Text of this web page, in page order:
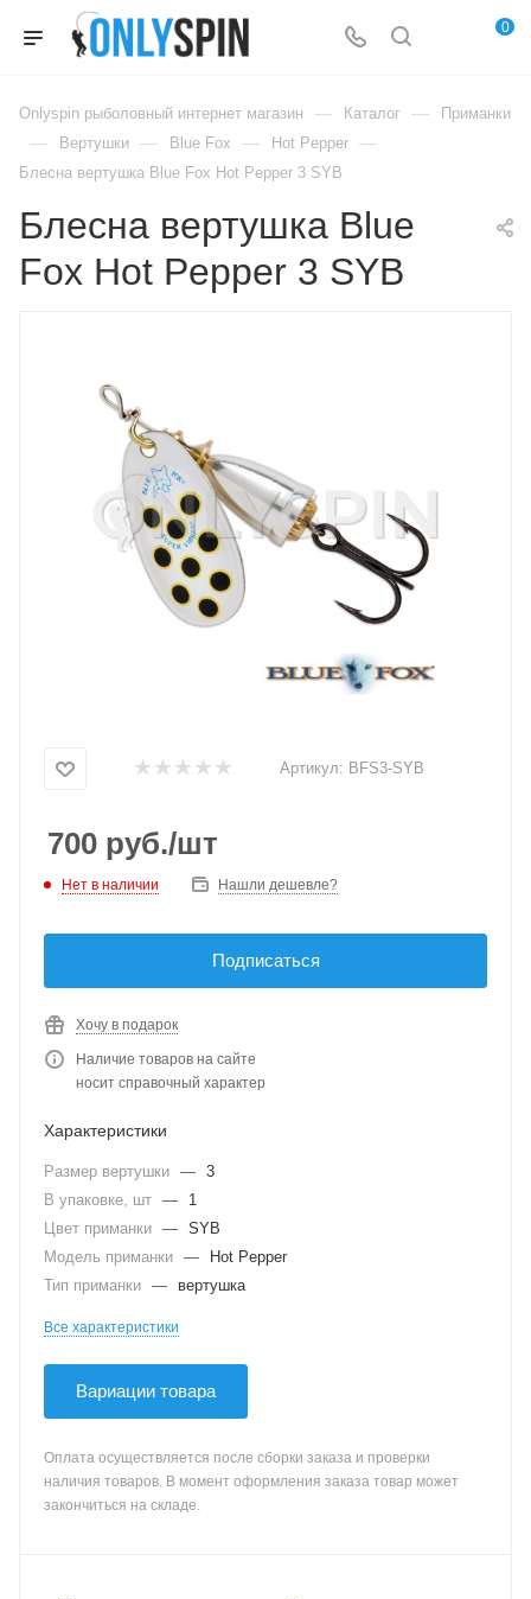
0
Onlyspin рыболовный интернет магазин — Каталог — Приманки
— Вертушки — Blue Fox — Hot Pepper —
Блесна вертушка Blue Fox Hot Pepper 3 SYB
Блесна вертушка Blue
Fox Hot Pepper 3 SYB
Артикул: BFS3-SYB
700 руб./шт
Нет в наличии Нашли дешевле?
Подписаться
Хочу в подарок
Наличие товаров на сайте
носит справочный характер
Характеристики
Размер вертушки — 3
В упаковке, шт —
1
Цвет приманки — SYB
Модель приманки —
Hot Pepper
Тип приманки — вертушка
Все характеристики
Вариации товара
Оплата осуществляется после сборки заказа и проверки
наличия товаров. В момент оформления заказа товар может
закончиться на складе.